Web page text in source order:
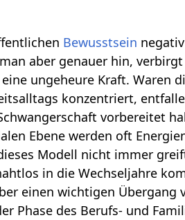
Bewusstsein
aber genauer hin,
ungeheure Kraft. Waren
konzentriert,
vorbereitet
Ebene werden oft
Modell nicht immer
in die Wechseljahre
einen wichtigen
Phase des Berufs- und